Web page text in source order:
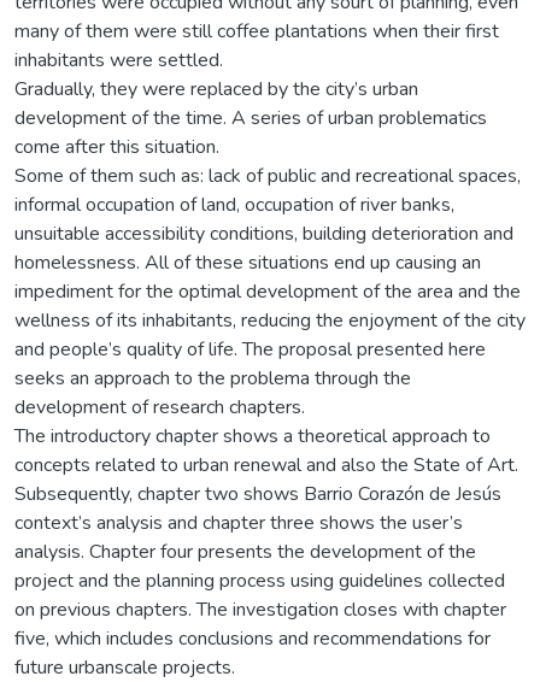
many of them were still coffee plantations when their first
inhabitants were settled.
Gradually, they were replaced by the city’s urban
development of the time. A series of urban problematics
come after this situation.
Some of them such as: lack of public and recreational spaces,
informal occupation of land, occupation of river banks,
unsuitable accessibility conditions, building deterioration and
homelessness. All of these situations end up causing an
impediment for the optimal development of the area and the
wellness of its inhabitants, reducing the enjoyment of the city
and people’s quality of life. The proposal presented here
seeks an approach to the problema through the
development of research chapters.
The introductory chapter shows a theoretical approach to
concepts related to urban renewal and also the State of Art.
Subsequently, chapter two shows Barrio Corazón de Jesús
context’s analysis and chapter three shows the user’s
analysis. Chapter four presents the development of the
project and the planning process using guidelines collected
on previous chapters. The investigation closes with chapter
five, which includes conclusions and recommendations for
future urbanscale projects.